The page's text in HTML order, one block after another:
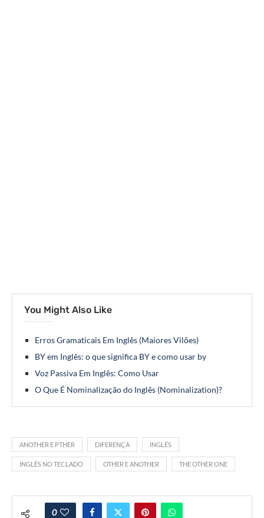
You Might Also Like
Erros Gramaticais Em Inglês (Maiores Vilões)
BY em Inglês: o que significa BY e como usar by
Voz Passiva Em Inglês: Como Usar
O Que É Nominalização do Inglês (Nominalization)?
ANOTHER E PTHER DIFERENÇA INGLÊS
INGLÊS NO TECLADO OTHER E ANOTHER THE OTHER ONE
0